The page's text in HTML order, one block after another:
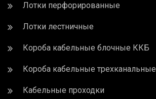
Лотки перфорированные
Лотки лестничные
Короба кабельные блочные ККБ
Короба кабельные трехканальные
Кабельные проходки